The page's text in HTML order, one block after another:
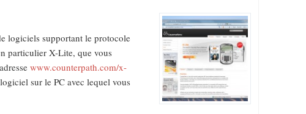
logiciels supportant le protocole
particulier X-Lite, que vous
www.counterpath.com/x-
sur le PC avec lequel vous